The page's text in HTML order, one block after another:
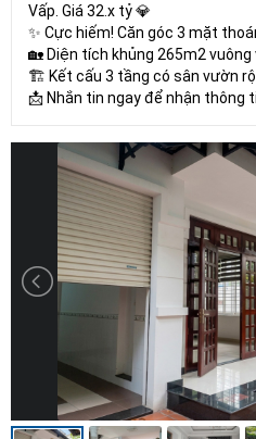
Vấp. Giá 32.x tỷ 💎
✨ Cực hiếm! Căn góc 3 mặt
🏡 Diện tích khủng 265m2
🏗 Kết cấu 3 tầng có sân vườn
📩 Nhắn tin ngay để nhận thông